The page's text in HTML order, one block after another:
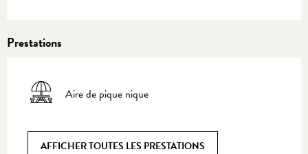
Prestations
Aire de pique nique
AFFICHER TOUTES LES PRESTATIONS